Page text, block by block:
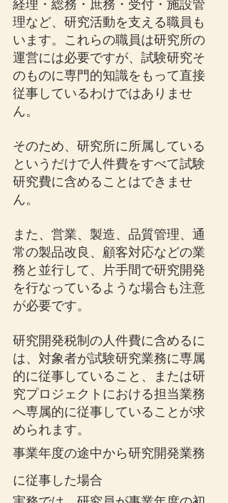
経理・総務・庶務・受付・施設管
理など、研究活動を支える職員も
います。これらの職員は研究所の
運営には必要ですが、試験研究そ
のものに専門的知識をもって直接
従事しているわけではありませ
ん。
そのため、研究所に所属している
というだけで人件費をすべて試験
研究費に含めることはできませ
ん。
また、営業、製造、品質管理、通
常の製品改良、顧客対応などの業
務と並行して、片手間で研究開発
を行なっているような場合も注意
が必要です。
研究開発税制の人件費に含めるに
は、対象者が試験研究業務に専属
的に従事していること、または研
究プロジェクトにおける担当業務
へ専属的に従事していることが求
められます。
事業年度の途中から研究開発業務
に従事した場合